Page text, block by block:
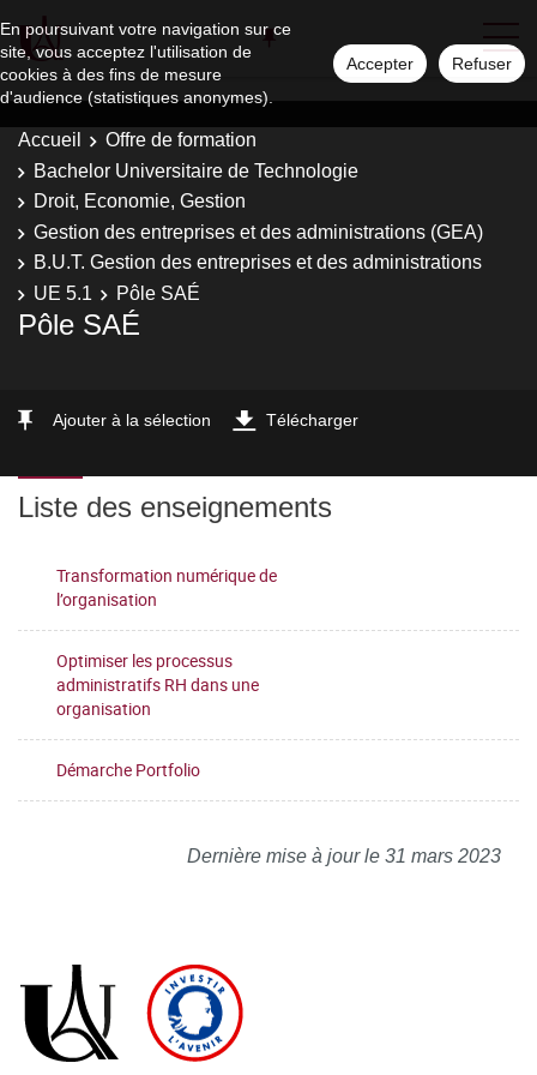
En poursuivant votre navigation sur ce
site, vous acceptez l'utilisation de
cookies à des fins de mesure
d'audience (statistiques anonymes).
Accepter Refuser
Accueil
Offre de formation
Bachelor Universitaire de Technologie
Droit, Economie, Gestion
Gestion des entreprises et des administrations (GEA)
B.U.T. Gestion des entreprises et des administrations
UE 5.1
Pôle SAÉ
Pôle SAÉ
Ajouter à la sélection Télécharger
Liste des enseignements
Transformation numérique de
l’organisation
Optimiser les processus
administratifs RH dans une
organisation
Démarche Portfolio
Dernière mise à jour le 31 mars 2023